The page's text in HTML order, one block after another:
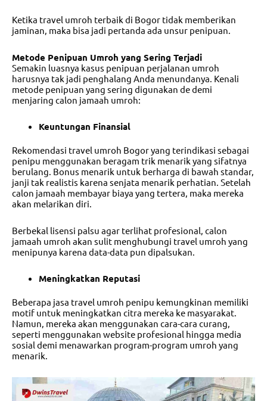
Ketika travel umroh terbaik di Bogor tidak memberikan
jaminan, maka bisa jadi pertanda ada unsur penipuan.
Metode Penipuan Umroh yang Sering Terjadi
Semakin luasnya kasus penipuan perjalanan umroh
harusnya tak jadi penghalang Anda menundanya. Kenali
metode penipuan yang sering digunakan de demi
menjaring calon jamaah umroh:
Keuntungan Finansial
Rekomendasi travel umroh Bogoryang terindikasi sebagai
penipu menggunakan beragam trik menarik yang sifatnya
berulang. Bonus menarik untuk berharga di bawah standar,
janji tak realistis karena senjata menarik perhatian. Setelah
calon jamaah membayar biaya yang tertera, maka mereka
akan melarikan diri.
Berbekal lisensi palsu agar terlihat profesional, calon
jamaah umroh akan sulit menghubungi travel umroh yang
menipunya karena data-data pun dipalsukan.
Meningkatkan Reputasi
Beberapa jasa travel umroh penipu kemungkinan memiliki
motif untuk meningkatkan citra mereka ke masyarakat.
Namun, mereka akan menggunakan cara-cara curang,
seperti menggunakan website profesional hingga media
sosial demi menawarkan program-program umroh yang
menarik.